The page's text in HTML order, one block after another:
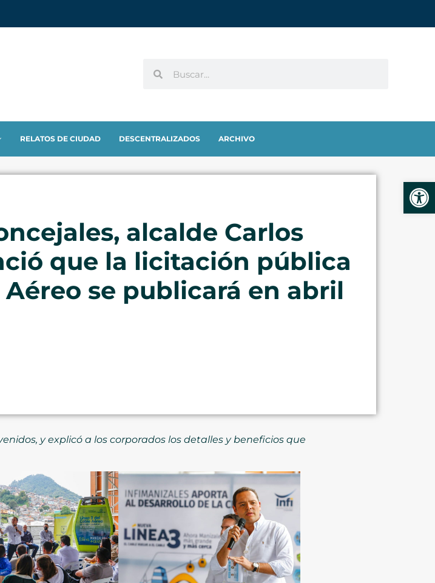
RELATOS DE CIUDAD DESCENTRALIZADOS ARCHIVO
alcalde Carlos
que la licitación pública
se publicará en abril
y explicó a los corporados los detalles y beneficios que